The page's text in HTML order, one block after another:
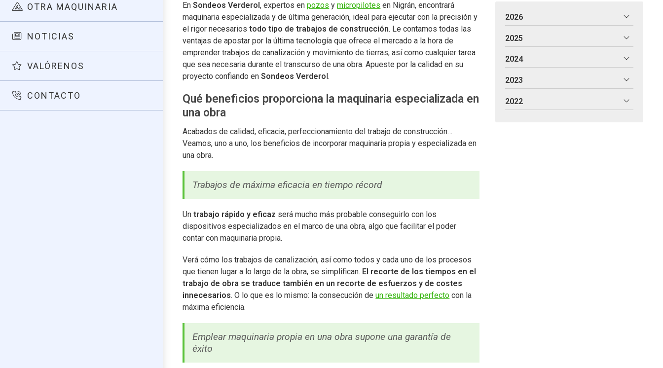
OTRA MAQUINARIA
NOTICIAS
VALÓRENOS
CONTACTO
EnSondeos Verderol, expertos enpozos ymicropilotes en Nigrán, encontrará
maquinaria especializada y de última generación, ideal para ejecutar con la precisión y
el rigor necesariostodo tipo de trabajos de construcción. Le contamos todas las
ventajas de apostar por la última tecnología que ofrece el mercado a la hora de
emprender trabajos de canalización y movimiento de tierras, así como cualquier tarea
que sea necesaria durante el transcurso de una obra. Apueste por la calidad en su
proyecto confiando enSondeos Verderol.
Qué beneficios proporciona la maquinaria especializada en
una obra
Acabados de calidad, eficacia, perfeccionamiento del trabajo de construcción…
Veamos, uno a uno, los beneficios de incorporar maquinaria propia y especializada en
una obra.
Trabajos de máxima eficacia en tiempo récord
Un trabajo rápido y eficaz será mucho más probable conseguirlo con los
dispositivos especializados en el marco de una obra, algo que facilitar el poder
contar con maquinaria propia.
Verá cómo los trabajos de canalización, así como todos y cada uno de los procesos
que tienen lugar a lo largo de la obra, se simplifican. El recorte de los tiempos en el
trabajo de obra se traduce también en un recorte de esfuerzos y de costes
innecesarios. O lo que es lo mismo: la consecución deun resultado perfecto con la
máxima eficiencia.
Emplear maquinaria propia en una obra supone una garantía de
éxito
2026
2025
2024
2023
2022